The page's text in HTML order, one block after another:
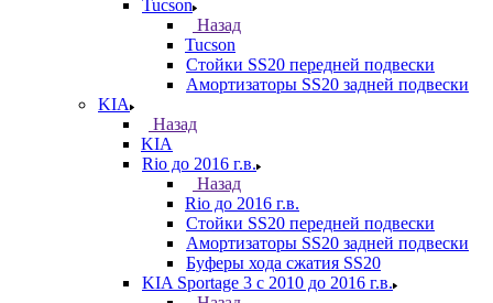
Tucson
Назад
Tucson
Стойки SS20 передней подвески
Амортизаторы SS20 задней подвески
KIA
Назад
KIA
Rio до 2016 г.в.
Назад
Rio до 2016 г.в.
Стойки SS20 передней подвески
Амортизаторы SS20 задней подвески
Буферы хода сжатия SS20
KIA Sportage 3 с 2010 до 2016 г.в.